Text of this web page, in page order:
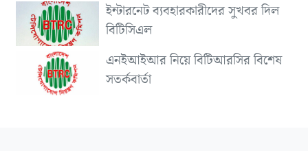
ইন্টারনেট ব্যবহারকারীদের সুখবর দিল
বিটিসিএল
এনইআইআর নিয়ে বিটিআরসির বিশেষ
সতর্কবার্তা